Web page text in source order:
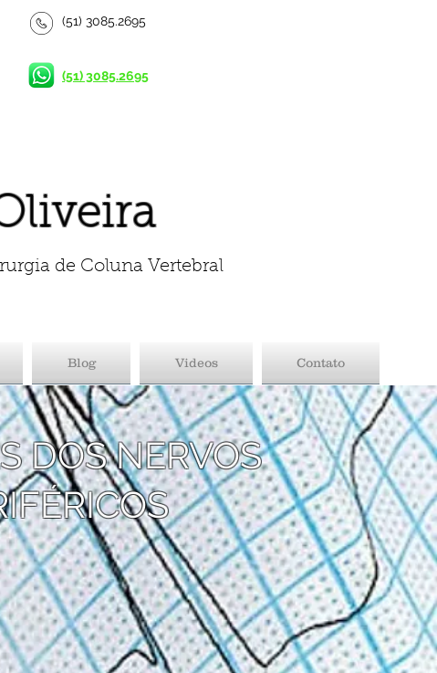
(51) 3085.2695
(51) 3085.2695
de Coluna Vertebral
Blog Videos Contato
DOS NERVOS